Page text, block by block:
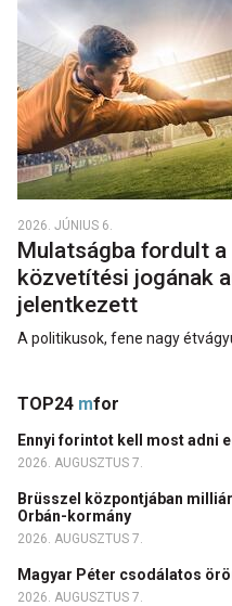
2026. JÚNIUS 6.
Mulatságba fordult
közvetítési jogának
jelentkezett
A politikusok, fene nagy
TOP24 mfor
Ennyi forintot kell most adni
2026. AUGUSZTUS 7.
Brüsszel központjában
Orbán-kormány
2026. AUGUSZTUS 7.
Magyar Péter csodálatos
2026. AUGUSZTUS 7.